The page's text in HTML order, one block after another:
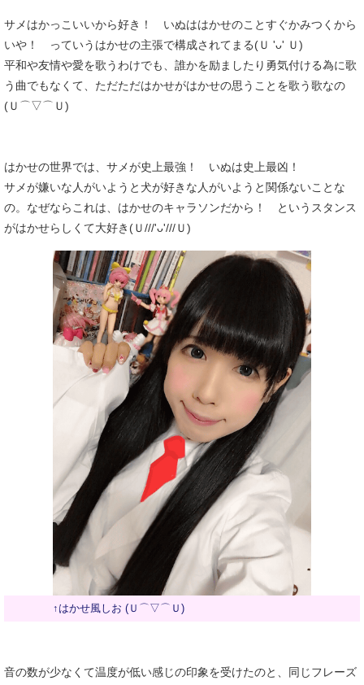
サメはかっこいいから好き！ いぬははかせのことすぐかみつくから
いや！ っていうはかせの主張で構成されてまる(Ｕ 'ᴗ' Ｕ)
平和や友情や愛を歌うわけでも、誰かを励ましたり勇気付ける為に歌
う曲でもなくて、ただただはかせがはかせの思うことを歌う歌なの
(Ｕ⌒▽⌒Ｕ)
はかせの世界では、サメが史上最強！ いぬは史上最凶！
サメが嫌いな人がいようと犬が好きな人がいようと関係ないことな
の。なぜならこれは、はかせのキャラソンだから！ というスタンス
がはかせらしくて大好き(Ｕ///'ᴗ'///Ｕ)
↑はかせ風しお (Ｕ⌒▽⌒Ｕ)
音の数が少なくて温度が低い感じの印象を受けたのと、同じフレーズ